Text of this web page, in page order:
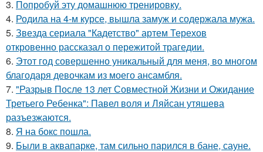
3. Попробуй эту домашнюю тренировку.
4. Родила на 4-м курсе, вышла замуж и содержала мужа.
5. Звезда сериала "Кадетство" артем Терехов
откровенно рассказал о пережитой трагедии.
6. Этот год совершенно уникальный для меня, во многом
благодаря девочкам из моего ансамбля.
7. "Разрыв После 13 лет Совместной Жизни и Ожидание
Третьего Ребенка": Павел воля и Ляйсан утяшева
разъезжаются.
8. Я на бокс пошла.
9. Были в аквапарке, там сильно парился в бане, сауне.